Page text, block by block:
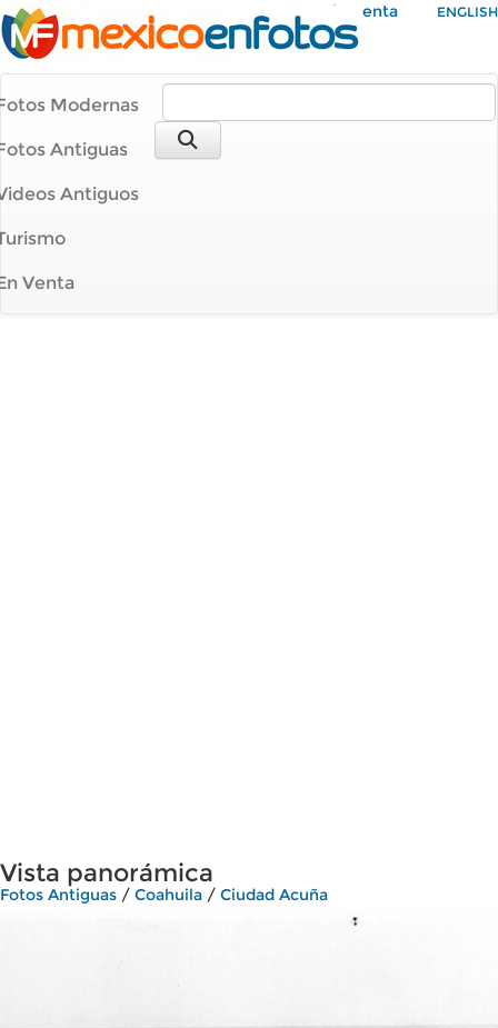
Mi Cuenta ENGLISH
Modernas
Antiguas
Antiguos
Venta
Vista panorámica
Fotos Antiguas / Coahuila / Ciudad Acuña